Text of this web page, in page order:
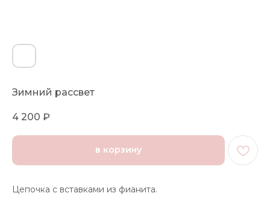
Зимний рассвет
4 200 ₽
в корзину
Цепочка с вставками из фианита.